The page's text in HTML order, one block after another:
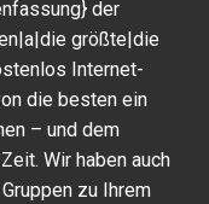
der
größte|die
Internet-
die besten ein
– und dem
Wir haben auch
zu Ihrem